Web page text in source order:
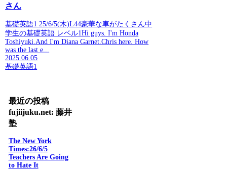
さん
基礎英語1 25/6/5(木)L44豪華な車がたくさん中
学生の基礎英語 レベル1Hi guys. I'm Honda
Toshiyuki.And I'm Diana Garnet.Chris here. How
was the last e...
2025.06.05
基礎英語1
最近の投稿
fujiijuku.net: 藤井
塾
The New York
Times:26/6/5
Teachers Are Going
to Hate It